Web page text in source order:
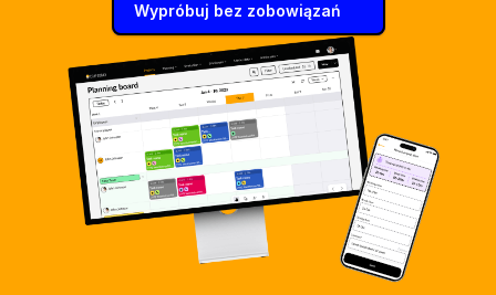
Wypróbuj bez zobowiązań